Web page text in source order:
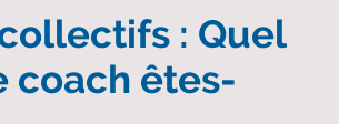
: Quel
coach êtes-